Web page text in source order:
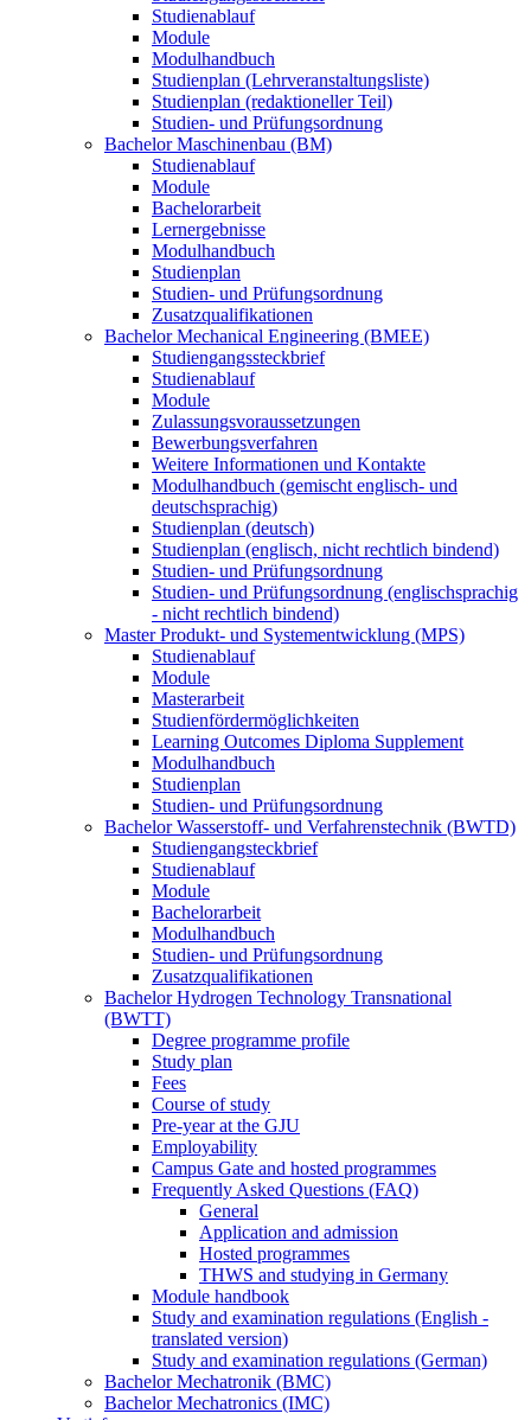
Studienablauf
Module
Modulhandbuch
Studienplan (Lehrveranstaltungsliste)
Studienplan (redaktioneller Teil)
Studien- und Prüfungsordnung
Bachelor Maschinenbau (BM)
Studienablauf
Module
Bachelorarbeit
Lernergebnisse
Modulhandbuch
Studienplan
Studien- und Prüfungsordnung
Zusatzqualifikationen
Bachelor Mechanical Engineering (BMEE)
Studiengangssteckbrief
Studienablauf
Module
Zulassungsvoraussetzungen
Bewerbungsverfahren
Weitere Informationen und Kontakte
Modulhandbuch (gemischt englisch- und
deutschsprachig)
Studienplan (deutsch)
Studienplan (englisch, nicht rechtlich bindend)
Studien- und Prüfungsordnung
Studien- und Prüfungsordnung (englischsprachig
- nicht rechtlich bindend)
Master Produkt- und Systementwicklung (MPS)
Studienablauf
Module
Masterarbeit
Studienfördermöglichkeiten
Learning Outcomes Diploma Supplement
Modulhandbuch
Studienplan
Studien- und Prüfungsordnung
Bachelor Wasserstoff- und Verfahrenstechnik (BWTD)
Studiengangsteckbrief
Studienablauf
Module
Bachelorarbeit
Modulhandbuch
Studien- und Prüfungsordnung
Zusatzqualifikationen
Bachelor Hydrogen Technology Transnational
(BWTT)
Degree programme profile
Study plan
Fees
Course of study
Pre-year at the GJU
Employability
Campus Gate and hosted programmes
Frequently Asked Questions (FAQ)
General
Application and admission
Hosted programmes
THWS and studying in Germany
Module handbook
Study and examination regulations (English -
translated version)
Study and examination regulations (German)
Bachelor Mechatronik (BMC)
Bachelor Mechatronics (IMC)